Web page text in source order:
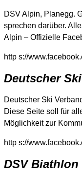
DSV Alpin, Planegg.
sprechen darüber.
Alpin – Offizielle
http s://
Deutscher
Deutscher Ski
Diese Seite soll für
Möglichkeit zur
http s://
DSV